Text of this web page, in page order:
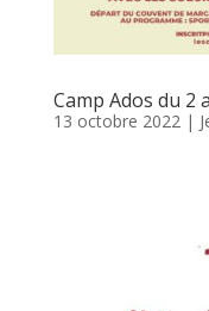
Camp Ados du 2
13 octobre 2022|